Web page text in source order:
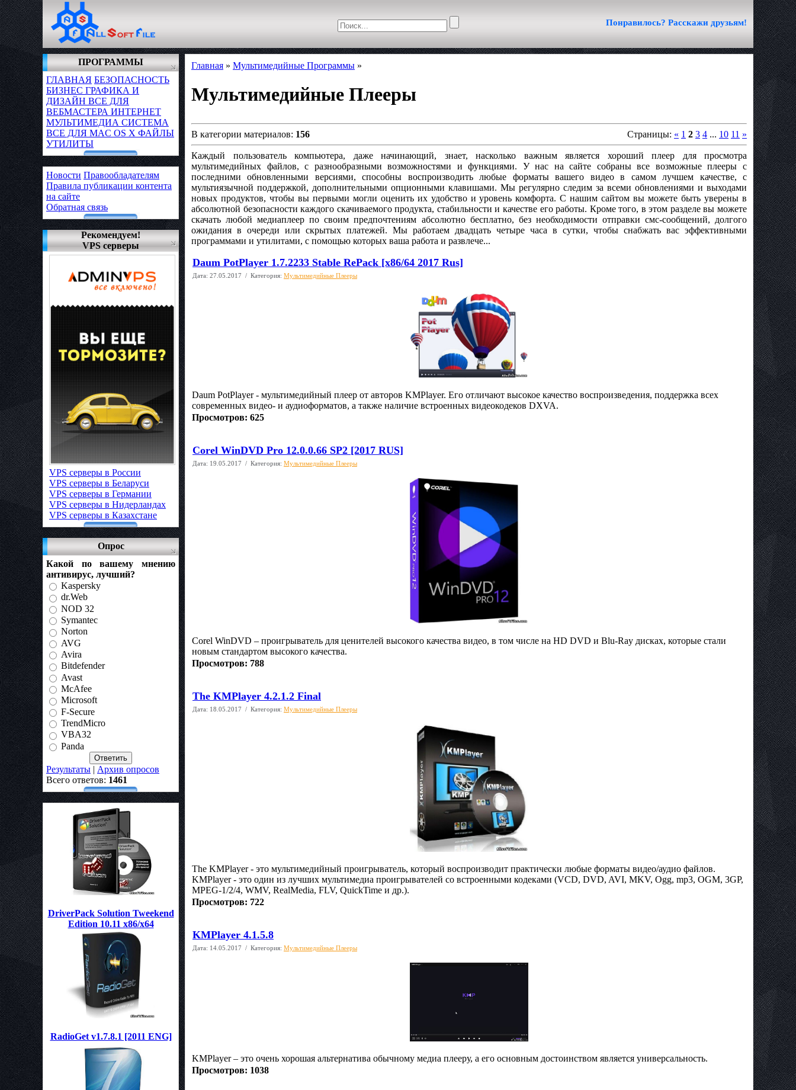
Понравилось? Расскажи друзьям!
ПРОГРАММЫ
ГЛАВНАЯ БЕЗОПАСНОСТЬ
БИЗНЕС ГРАФИКА И
ДИЗАЙН ВСЕ ДЛЯ
ВЕБМАСТЕРА ИНТЕРНЕТ
МУЛЬТИМЕДИА СИСТЕМА
ВСЕ ДЛЯ MAC OS X ФАЙЛЫ
УТИЛИТЫ
Новости Правообладателям
Правила публикации контента
на сайте
Обратная связь
Рекомендуем!
VPS серверы
VPS серверы в России
VPS серверы в Беларуси
VPS серверы в Германии
VPS серверы в Нидерландах
VPS серверы в Казахстане
Опрос
Какой по вашему мнению
антивирус, лучший?
Kaspersky
dr.Web
NOD 32
Symantec
Norton
AVG
Avira
Bitdefender
Avast
McAfee
Microsoft
F-Secure
TrendMicro
VBA32
Panda
Результаты | Архив опросов
Всего ответов: 1461
DriverPack Solution Tweekend
Edition 10.11 x86/x64
RadioGet v1.7.8.1 [2011 ENG]
Главная » Мультимедийные Программы »
Мультимедийные Плееры
В категории материалов: 156 Страницы: « 1 2 3 4 ... 10 11 »
Каждый пользователь компьютера, даже начинающий, знает, насколько важным является хороший плеер для просмотра
мультимедийных файлов, с разнообразными возможностями и функциями. У нас на сайте собраны все возможные плееры с
последними обновленными версиями, способны воспроизводить любые форматы вашего видео в самом лучшем качестве, с
мультиязычной поддержкой, дополнительными опционными клавишами. Мы регулярно следим за всеми обновлениями и выходами
новых продуктов, чтобы вы первыми могли оценить их удобство и уровень комфорта. С нашим сайтом вы можете быть уверены в
абсолютной безопасности каждого скачиваемого продукта, стабильности и качестве его работы. Кроме того, в этом разделе вы можете
скачать любой медиаплеер по своим предпочтениям абсолютно бесплатно, без необходимости отправки смс-сообщений, долгого
ожидания в очереди или скрытых платежей. Мы работаем двадцать четыре часа в сутки, чтобы снабжать вас эффективными
программами и утилитами, с помощью которых ваша работа и развлече...
Daum PotPlayer 1.7.2233 Stable RePack [x86/64 2017 Rus]
Дата: 27.05.2017 / Категория: Мультимедийные Плееры
Daum PotPlayer - мультимедийный плеер от авторов KMPlayer. Его отличают высокое качество воспроизведения, поддержка всех
современных видео- и аудиоформатов, а также наличие встроенных видеокодеков DXVA.
Просмотров: 625
Corel WinDVD Pro 12.0.0.66 SP2 [2017 RUS]
Дата: 19.05.2017 / Категория: Мультимедийные Плееры
Corel WinDVD – проигрыватель для ценителей высокого качества видео, в том числе на HD DVD и Blu-Ray дисках, которые стали
новым стандартом высокого качества.
Просмотров: 788
The KMPlayer 4.2.1.2 Final
Дата: 18.05.2017 / Категория: Мультимедийные Плееры
The KMPlayer - это мультимедийный проигрыватель, который воспроизводит практически любые форматы видео/аудио файлов.
KMPlayer - это один из лучших мультимедиа проигрывателей со встроенными кодеками (VCD, DVD, AVI, MKV, Ogg, mp3, OGM, 3GP,
MPEG-1/2/4, WMV, RealMedia, FLV, QuickTime и др.).
Просмотров: 722
KMPlayer 4.1.5.8
Дата: 14.05.2017 / Категория: Мультимедийные Плееры
KMPlayer – это очень хорошая альтернатива обычному медиа плееру, а его основным достоинством является универсальность.
Просмотров: 1038